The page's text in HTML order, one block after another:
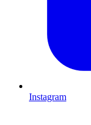
Instagram